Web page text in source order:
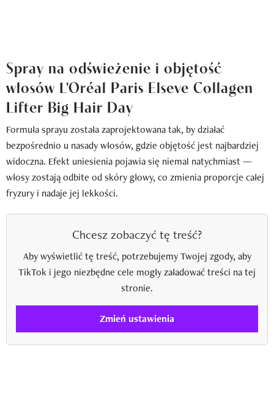
Spray na odświeżenie i objętość
włosów L'Oréal Paris Elseve Collagen
Lifter Big Hair Day
Formuła sprayu została zaprojektowana tak, by działać
bezpośrednio u nasady włosów, gdzie objętość jest najbardziej
widoczna. Efekt uniesienia pojawia się niemal natychmiast —
włosy zostają odbite od skóry głowy, co zmienia proporcje całej
fryzury i nadaje jej lekkości.
Chcesz zobaczyć tę treść?
Aby wyświetlić tę treść, potrzebujemy Twojej zgody, aby
TikTok i jego niezbędne cele mogły załadować treści na tej
stronie.
Zmień ustawienia